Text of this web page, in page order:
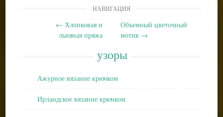
НАВИГАЦИЯ
← Хлопковая и
льняная пряжа
Объемный цветочный
мотив →
узоры
Ажурное вязание крючком
Ирландское вязание крючком